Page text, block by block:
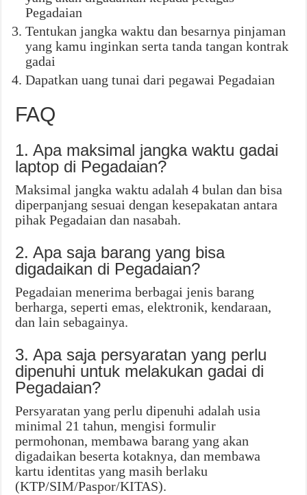
Pegadaian
Tentukan jangka waktu dan besarnya pinjaman
yang kamu inginkan serta tanda tangan kontrak
gadai
Dapatkan uang tunai dari pegawai Pegadaian
FAQ
1. Apa maksimal jangka waktu gadai
laptop di Pegadaian?
Maksimal jangka waktu adalah 4 bulan dan bisa
diperpanjang sesuai dengan kesepakatan antara
pihak Pegadaian dan nasabah.
2. Apa saja barang yang bisa
digadaikan di Pegadaian?
Pegadaian menerima berbagai jenis barang
berharga, seperti emas, elektronik, kendaraan,
dan lain sebagainya.
3. Apa saja persyaratan yang perlu
dipenuhi untuk melakukan gadai di
Pegadaian?
Persyaratan yang perlu dipenuhi adalah usia
minimal 21 tahun, mengisi formulir
permohonan, membawa barang yang akan
digadaikan beserta kotaknya, dan membawa
kartu identitas yang masih berlaku
(KTP/SIM/Paspor/KITAS).